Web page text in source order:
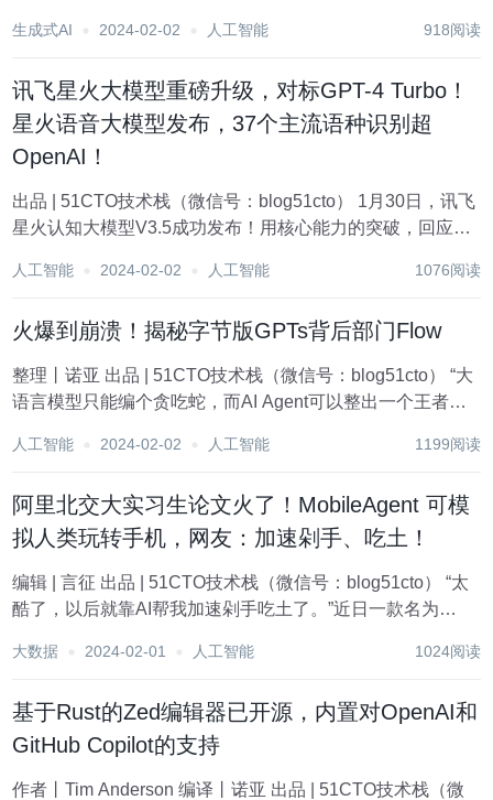
个输入的文本段落或短语，用于引导 AI...
生成式AI 2024-02-02 人工智能 918阅读
讯飞星火大模型重磅升级，对标GPT-4 Turbo！
星火语音大模型发布，37个主流语种识别超
OpenAI！
出品 | 51CTO技术栈（微信号：blog51cto） 1月30日，讯飞
星火认知大模型V3.5成功发布！用核心能力的突破，回应时
全面对标国际先进水平，同时首次发布星火语音大模型和星
人工智能 2024-02-02 人工智能 1076阅读
火爆到崩溃！揭秘字节版GPTs背后部门Flow
整理丨诺亚 出品 | 51CTO技术栈（微信号：blog51cto） “大
语言模型只能编个贪吃蛇，而AI Agent可以整出一个王者荣
年，国内外无数科技公司卷入了大模型混战中，随之兴起
人工智能 2024-02-02 人工智能 1199阅读
阿里北交大实习生论文火了！MobileAgent 可模
拟人类玩转手机，网友：加速剁手、吃土！
编辑 | 言征 出品 | 51CTO技术栈（微信号：blog51cto） “太
酷了，以后就靠AI帮我加速剁手吃土了。”近日一款名为
艳之处在于，这款Agent为“手机+GPT4”结合，做出...
大数据 2024-02-01 人工智能 1024阅读
基于Rust的Zed编辑器已开源，内置对OpenAI和
GitHub Copilot的支持
作者丨Tim Anderson 编译丨诺亚 出品 | 51CTO技术栈（微